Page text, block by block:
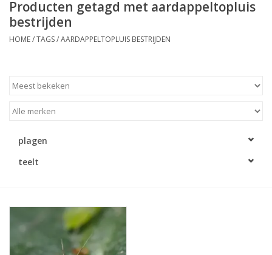
Plagen & Ziekten
Meststoffen en
Bodemverbeteraars
Monitoring
Brimex kaarten
Vallen
Producten getagd met aardappeltopluis
bestrijden
HOME/TAGS/AARDAPPELTOPLUIS BESTRIJDEN
plagen
teelt